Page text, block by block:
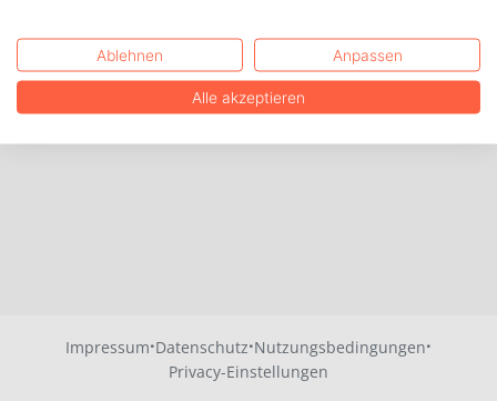
Impressum·Datenschutz·Nutzungsbedingungen·
Privacy-Einstellungen
Ablehnen Anpassen
Alle akzeptieren